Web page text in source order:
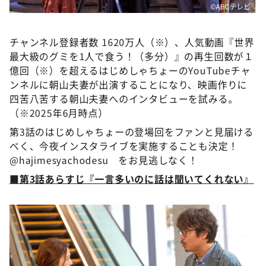
©ABCテレビ
チャンネル登録者数 1620万人（※）、人気動画『世界
最大級のグミを1人で食う！（多分）』の再生回数が１
億回（※）を超えるはじめしゃちょーのYouTubeチャ
ンネルに朝山夫妻が出演することになり、映画作りに
四苦八苦する朝山夫妻へのインタビューを試みる。
（※2025年6月時点）
第3話のはじめしゃちょーの登場回をファンと見届ける
べく、今夜インスタライブを実施することも決定！
@hajimesyachodesu をお見逃しなく！
■第3話あらすじ『一言多いのに話は聞いてくれない』